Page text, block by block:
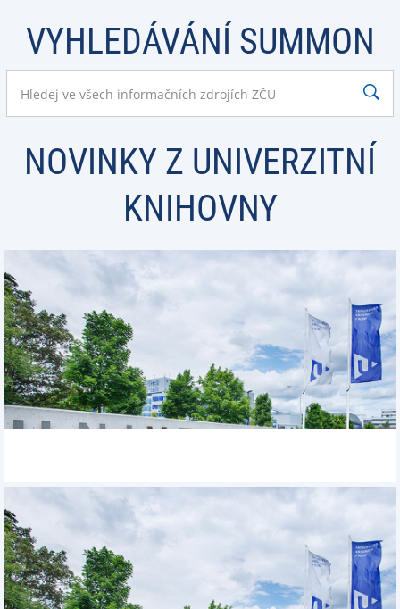
VYHLEDÁVÁNÍ SUMMON
NOVINKY Z UNIVERZITNÍ
KNIHOVNY